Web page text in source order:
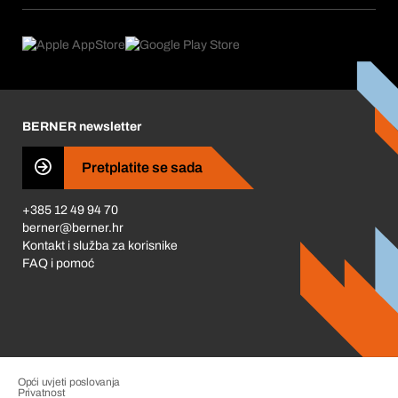
Što nas pokreće
Business Conduct
BERNER newsletter
Pretplatite se sada
+385 12 49 94 70
berner@berner.hr
Kontakt i služba za korisnike
FAQ i pomoć
Opći uvjeti poslovanja
Privatnost